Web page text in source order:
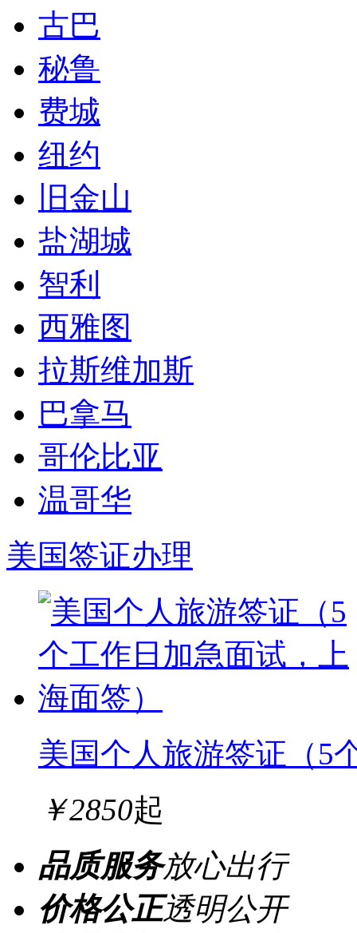
古巴
秘鲁
费城
纽约
旧金山
盐湖城
智利
西雅图
拉斯维加斯
巴拿马
哥伦比亚
温哥华
美国签证办理
美国个人旅游签证（5
￥2850起
品质服务放心出行
价格公正透明公开